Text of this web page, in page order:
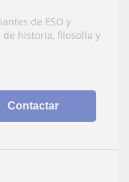
de ESO y
historia, filosofía y
Contactar